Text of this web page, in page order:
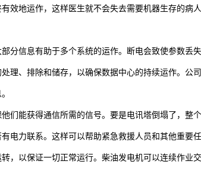
效地运作，这样医生就不会失去需要机器生存的病
分信息有助于多个系统的运作。断电会致使参数丢
理、排除和储存，以确保数据中心的持续运作。公
们能获得通信所需的信号。要是电讯塔倒塌了，整
电力联系。这样可以帮助紧急救援人员和其他重要任
，以保证一切正常运行。柴油发电机可以连续作业